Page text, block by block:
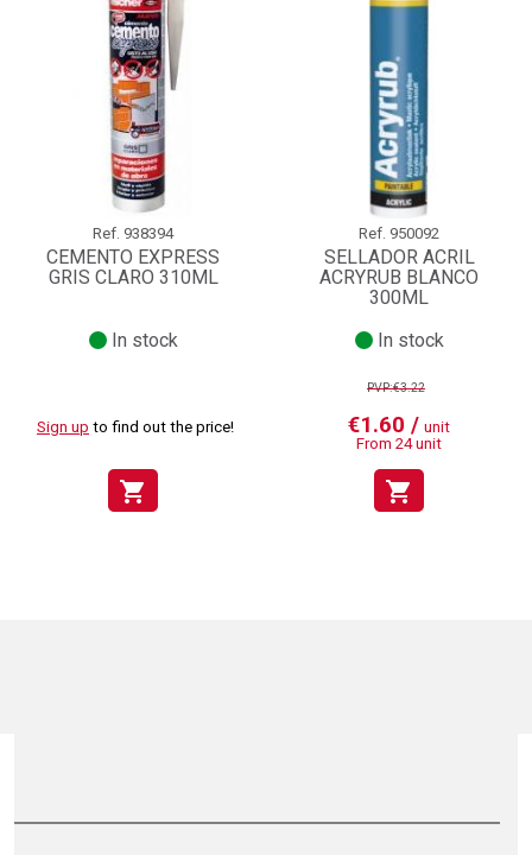
Ref. 938394
CEMENTO EXPRESS
GRIS CLARO 310ML
In stock
Sign up to find out the price!
shopping_cart
Ref. 950092
SELLADOR ACRIL
ACRYRUB BLANCO
300ML
In stock
PVP:€3.22
€1.60 / unit
From 24 unit
shopping_cart